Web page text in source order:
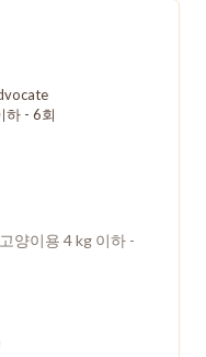
양이용 4 kg 이하 -